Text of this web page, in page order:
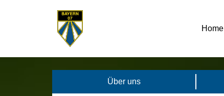
Home
Über uns